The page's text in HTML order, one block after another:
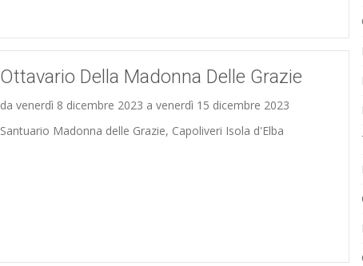
Ottavario Della Madonna Delle Grazie
da venerdì 8 dicembre 2023 a venerdì 15 dicembre 2023
Santuario Madonna delle Grazie, Capoliveri Isola d'Elba